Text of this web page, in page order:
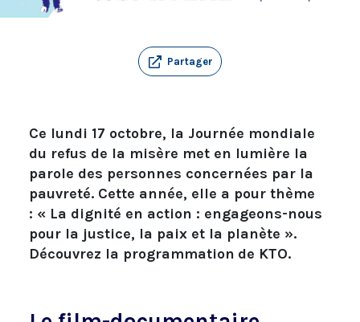
Partager
Ce lundi 17 octobre, la Journée mondiale
du refus de la misère met en lumière la
parole des personnes concernées par la
pauvreté. Cette année, elle a pour thème
: « La dignité en action : engageons-nous
pour la justice, la paix et la planète ».
Découvrez la programmation de KTO.